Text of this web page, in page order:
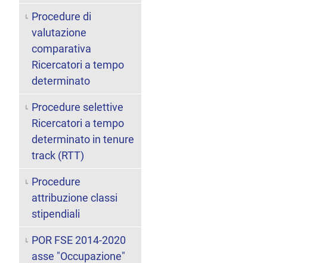
Procedure di
valutazione
comparativa
Ricercatori a tempo
determinato
Procedure selettive
Ricercatori a tempo
determinato in tenure
track (RTT)
Procedure
attribuzione classi
stipendiali
POR FSE 2014-2020
asse "Occupazione"